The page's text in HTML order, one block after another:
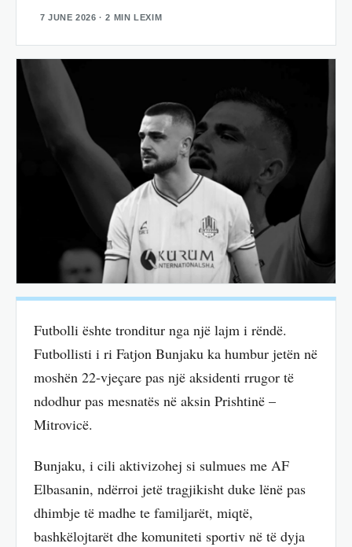
7 JUNE 2026 · 2 MIN LEXIM
Futbolli ështe tronditur nga një lajm i rëndë.
Futbollisti i ri Fatjon Bunjaku ka humbur jetën në
moshën 22-vjeçare pas një aksidenti rrugor të
ndodhur pas mesnatës në aksin Prishtinë –
Mitrovicë.
Bunjaku, i cili aktivizohej si sulmues me AF
Elbasanin, ndërroi jetë tragjikisht duke lënë pas
dhimbje të madhe te familjarët, miqtë,
bashkëlojtarët dhe komuniteti sportiv në të dyja